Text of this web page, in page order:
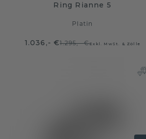
Ring Rianne 5
Platin
1.036,- €1.295,- €Exkl. MwSt. & Zölle